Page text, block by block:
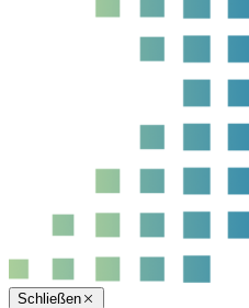
Schließen